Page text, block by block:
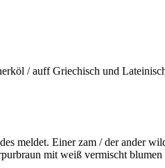
/ auff Griechisch und
meldet. Einer zam / der ander
mit weiß vermischt blumen